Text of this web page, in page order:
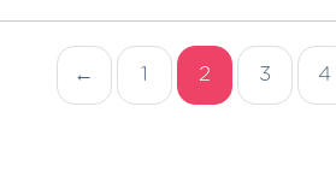
← 1 2 3 4